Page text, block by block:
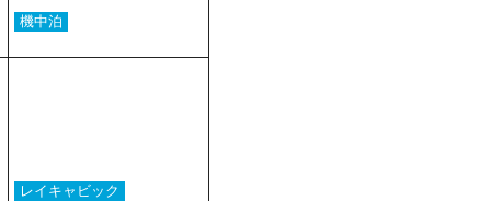
機中泊
レイキャビック